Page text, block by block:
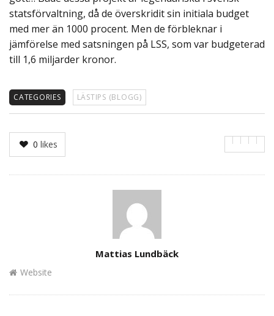
statsförvaltning, då de överskridit sin initiala budget
med mer än 1000 procent. Men de förbleknar i
jämförelse med satsningen på LSS, som var budgeterad
till 1,6 miljarder kronor.
CATEGORIES LÄSTIPS (BLOGG)
0 likes
Mattias Lundbäck
Website